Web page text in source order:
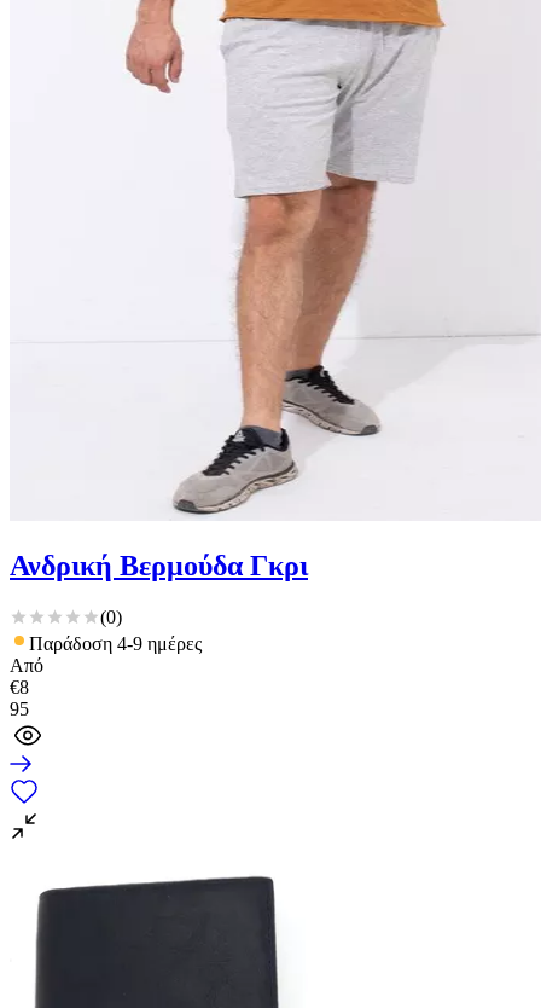
Ανδρική Βερμούδα Γκρι
(0)
Παράδοση 4-9 ημέρες
Από
€8
95